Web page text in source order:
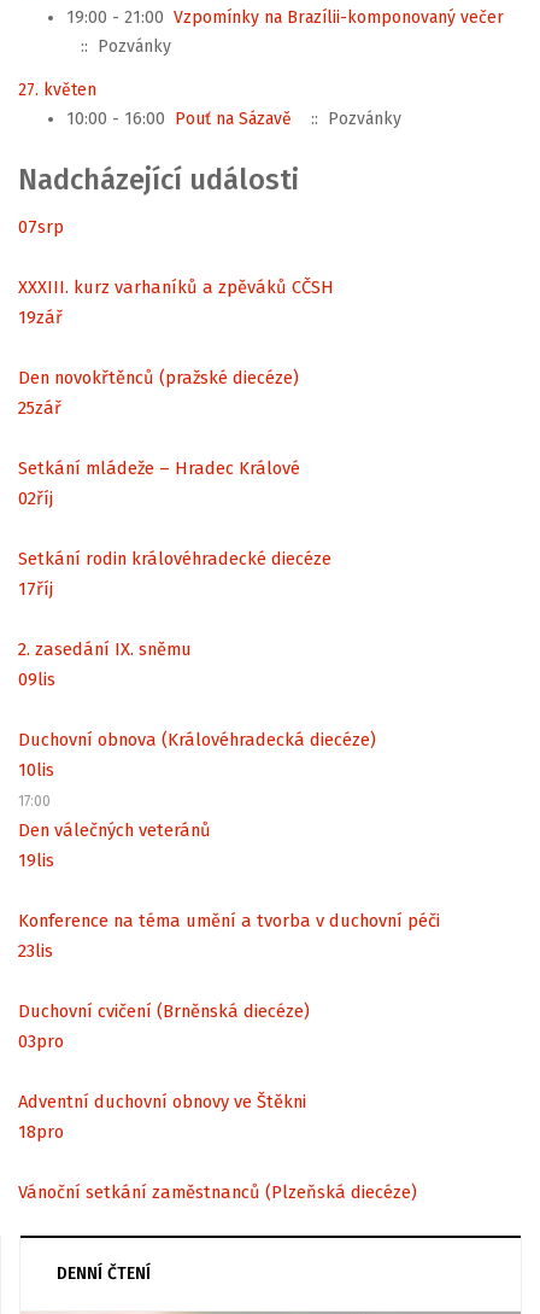
19:00 - 21:00 Vzpomínky na Brazílii-komponovaný večer
:: Pozvánky
27. květen
10:00 - 16:00 Pouť na Sázavě :: Pozvánky
Nadcházející události
07srp
XXXIII. kurz varhaníků a zpěváků CČSH
19zář
Den novokřtěnců (pražské diecéze)
25zář
Setkání mládeže – Hradec Králové
02říj
Setkání rodin královéhradecké diecéze
17říj
2. zasedání IX. sněmu
09lis
Duchovní obnova (Královéhradecká diecéze)
10lis
17:00
Den válečných veteránů
19lis
Konference na téma umění a tvorba v duchovní péči
23lis
Duchovní cvičení (Brněnská diecéze)
03pro
Adventní duchovní obnovy ve Štěkni
18pro
Vánoční setkání zaměstnanců (Plzeňská diecéze)
DENNÍ ČTENÍ